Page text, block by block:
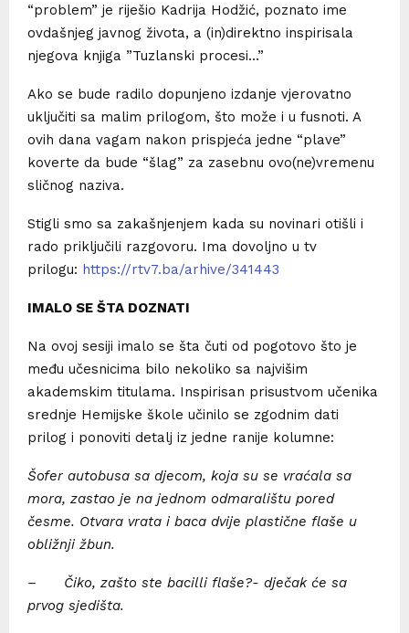
“problem” je riješio Kadrija Hodžić, poznato ime
ovdašnjeg javnog života, a (in)direktno inspirisala
njegova knjiga ”Tuzlanski procesi…”
Ako se bude radilo dopunjeno izdanje vjerovatno
uključiti sa malim prilogom, što može i u fusnoti. A
ovih dana vagam nakon prispjeća jedne “plave”
koverte da bude “šlag” za zasebnu ovo(ne)vremenu
sličnog naziva.
Stigli smo sa zakašnjenjem kada su novinari otišli i
rado priključili razgovoru. Ima dovoljno u tv
prilogu: https://rtv7.ba/arhive/341443
IMALO SE ŠTA DOZNATI
Na ovoj sesiji imalo se šta čuti od pogotovo što je
među učesnicima bilo nekoliko sa najvišim
akademskim titulama. Inspirisan prisustvom učenika
srednje Hemijske škole učinilo se zgodnim dati
prilog i ponoviti detalj iz jedne ranije kolumne:
Šofer autobusa sa djecom, koja su se vraćala sa
mora, zastao je na jednom odmaralištu pored
česme. Otvara vrata i baca dvije plastične flaše u
obližnji žbun.
– Čiko, zašto ste bacilli flaše?- dječak će sa
prvog sjedišta.